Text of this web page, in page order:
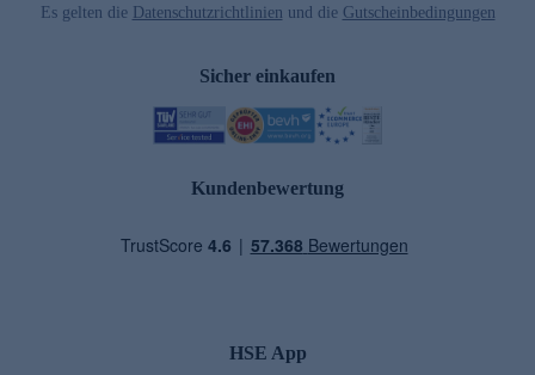
Es gelten die Datenschutzrichtlinien und die Gutscheinbedingungen
Sicher einkaufen
Kundenbewertung
HSE App